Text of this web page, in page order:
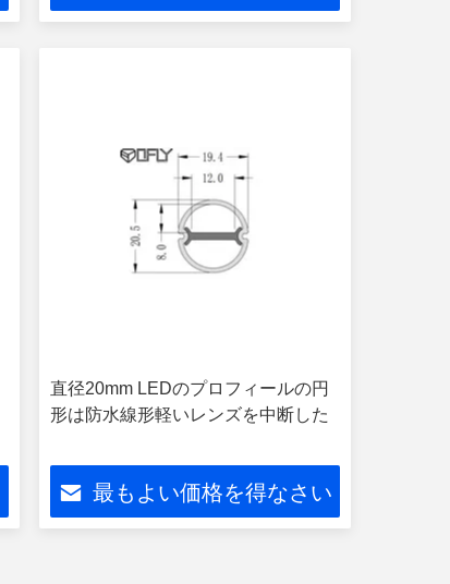
直径20mm LEDのプロフィールの円
形は防水線形軽いレンズを中断した
最もよい価格を得なさい